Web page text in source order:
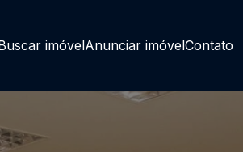
imóvelAnunciar imóvelContato